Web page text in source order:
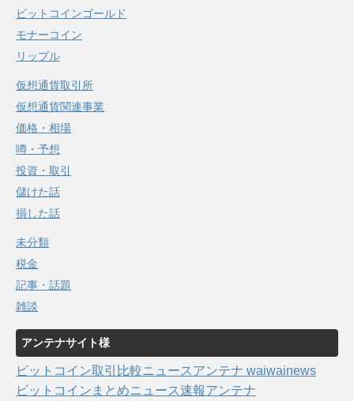
ビットコインゴールド
モナーコイン
リップル
仮想通貨取引所
仮想通貨関連事業
価格・相場
噂・予想
投資・取引
儲けた話
損した話
未分類
税金
記事・話題
雑談
アンテナサイト様
ビットコイン取引比較ニュースアンテナ waiwainews
ビットコインまとめニュース速報アンテナ